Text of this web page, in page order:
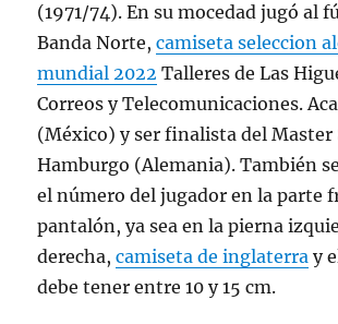
(1971/74). En su mocedad jugó al
Banda Norte,camiseta seleccion
mundial 2022 Talleres de Las
Correos y Telecomunicaciones.
(México) y ser finalista del Master
Hamburgo (Alemania). También
el número del jugador en la parte
pantalón, ya sea en la pierna
derecha,camiseta de inglaterra y
debe tener entre 10 y 15 cm.